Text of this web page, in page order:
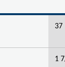
37
1